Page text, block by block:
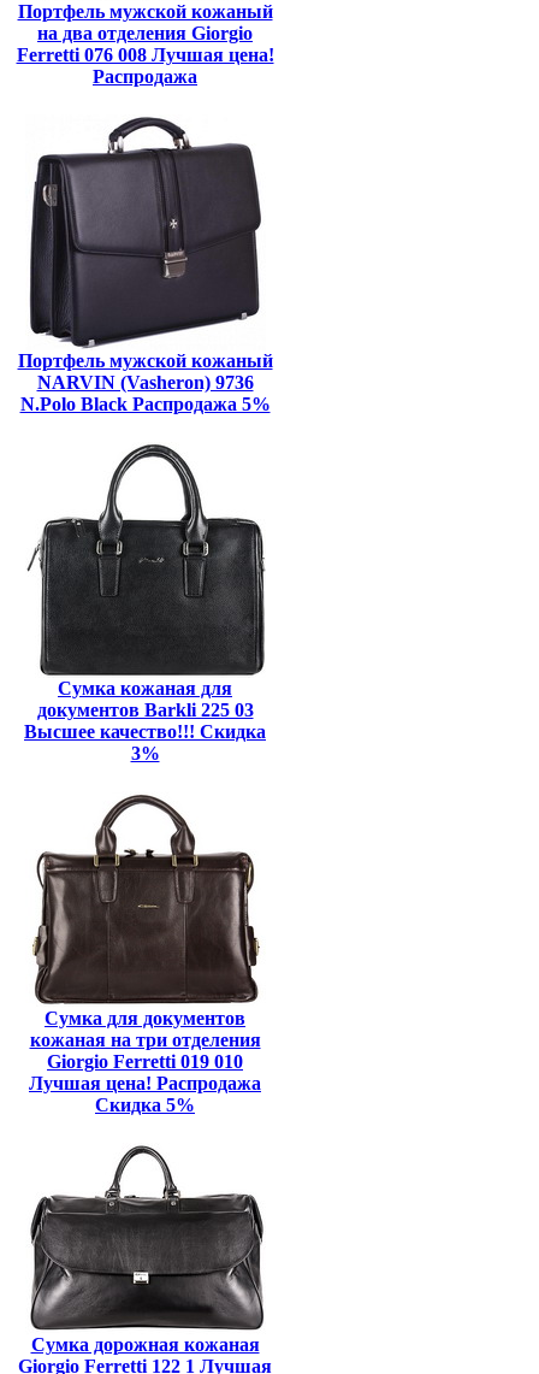
Портфель мужской кожаный
на два отделения Giorgio
Ferretti 076 008 Лучшая цена!
Распродажа
Портфель мужской кожаный
NARVIN (Vasheron) 9736
N.Polo Black Распродажа 5%
Сумка кожаная для
документов Barkli 225 03
Высшее качество!!! Скидка
3%
Сумка для документов
кожаная на три отделения
Giorgio Ferretti 019 010
Лучшая цена! Распродажа
Скидка 5%
Сумка дорожная кожаная
Giorgio Ferretti 122 1 Лучшая